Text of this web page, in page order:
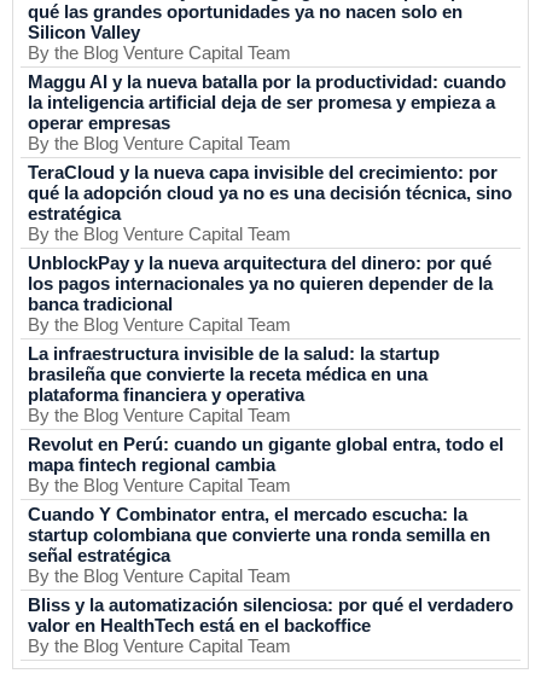
qué las grandes oportunidades ya no nacen solo en
Silicon Valley
By the Blog Venture Capital Team
Maggu AI y la nueva batalla por la productividad: cuando
la inteligencia artificial deja de ser promesa y empieza a
operar empresas
By the Blog Venture Capital Team
TeraCloud y la nueva capa invisible del crecimiento: por
qué la adopción cloud ya no es una decisión técnica, sino
estratégica
By the Blog Venture Capital Team
UnblockPay y la nueva arquitectura del dinero: por qué
los pagos internacionales ya no quieren depender de la
banca tradicional
By the Blog Venture Capital Team
La infraestructura invisible de la salud: la startup
brasileña que convierte la receta médica en una
plataforma financiera y operativa
By the Blog Venture Capital Team
Revolut en Perú: cuando un gigante global entra, todo el
mapa fintech regional cambia
By the Blog Venture Capital Team
Cuando Y Combinator entra, el mercado escucha: la
startup colombiana que convierte una ronda semilla en
señal estratégica
By the Blog Venture Capital Team
Bliss y la automatización silenciosa: por qué el verdadero
valor en HealthTech está en el backoffice
By the Blog Venture Capital Team